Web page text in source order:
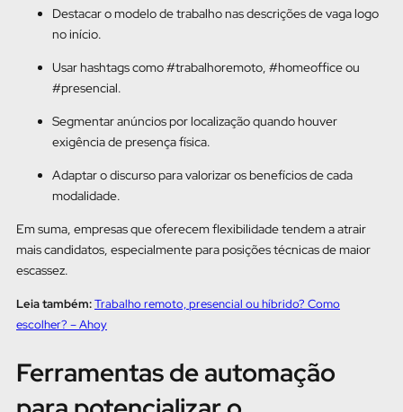
Destacar o modelo de trabalho nas descrições de vaga logo
no início.
Usar hashtags como #trabalhoremoto, #homeoffice ou
#presencial.
Segmentar anúncios por localização quando houver
exigência de presença física.
Adaptar o discurso para valorizar os benefícios de cada
modalidade.
Em suma, empresas que oferecem flexibilidade tendem a atrair
mais candidatos, especialmente para posições técnicas de maior
escassez.
Leia também:Trabalho remoto, presencial ou híbrido? Como
escolher? – Ahoy
Ferramentas de automação